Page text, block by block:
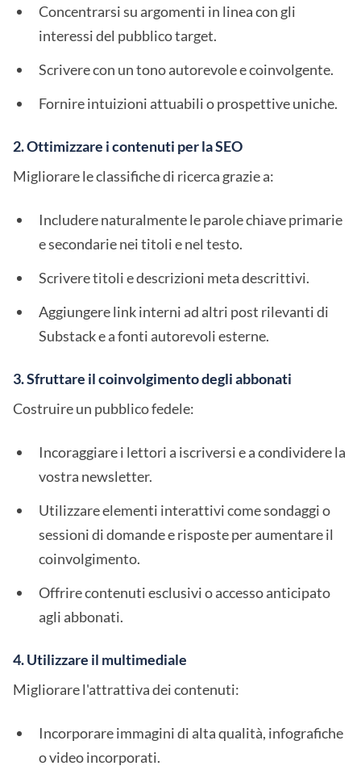
Concentrarsi su argomenti in linea con gli
interessi del pubblico target.
Scrivere con un tono autorevole e coinvolgente.
Fornire intuizioni attuabili o prospettive uniche.
2. Ottimizzare i contenuti per la SEO
Migliorare le classifiche di ricerca grazie a:
Includere naturalmente le parole chiave primarie
e secondarie nei titoli e nel testo.
Scrivere titoli e descrizioni meta descrittivi.
Aggiungere link interni ad altri post rilevanti di
Substack e a fonti autorevoli esterne.
3. Sfruttare il coinvolgimento degli abbonati
Costruire un pubblico fedele:
Incoraggiare i lettori a iscriversi e a condividere la
vostra newsletter.
Utilizzare elementi interattivi come sondaggi o
sessioni di domande e risposte per aumentare il
coinvolgimento.
Offrire contenuti esclusivi o accesso anticipato
agli abbonati.
4. Utilizzare il multimediale
Migliorare l'attrattiva dei contenuti:
Incorporare immagini di alta qualità, infografiche
o video incorporati.